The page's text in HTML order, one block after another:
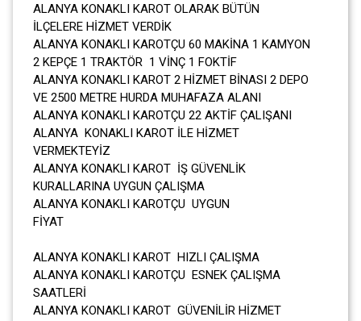
ALANYA KONAKLI KAROT OLARAK BÜTÜN
İLÇELERE HİZMET VERDİK
ALANYA KONAKLI KAROTÇU 60 MAKİNA 1 KAMYON
2 KEPÇE 1 TRAKTÖR 1 VİNÇ 1 FOKTİF
ALANYA KONAKLI KAROT 2 HİZMET BİNASI 2 DEPO
VE 2500 METRE HURDA MUHAFAZA ALANI
ALANYA KONAKLI KAROTÇU 22 AKTİF ÇALIŞANI
ALANYA KONAKLI KAROT İLE HİZMET
VERMEKTEYİZ
ALANYA KONAKLI KAROT İŞ GÜVENLİK
KURALLARINA UYGUN ÇALIŞMA
ALANYA KONAKLI KAROTÇU UYGUN
FİYAT
ALANYA KONAKLI KAROT HIZLI ÇALIŞMA
ALANYA KONAKLI KAROTÇU ESNEK ÇALIŞMA
SAATLERİ
ALANYA KONAKLI KAROT GÜVENİLİR HİZMET